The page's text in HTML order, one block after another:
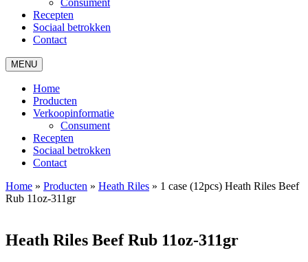
Consument
Recepten
Sociaal betrokken
Contact
MENU
Home
Producten
Verkoopinformatie
Consument
Recepten
Sociaal betrokken
Contact
Home » Producten » Heath Riles » 1 case (12pcs) Heath Riles Beef
Rub 11oz-311gr
Heath Riles Beef Rub 11oz-311gr